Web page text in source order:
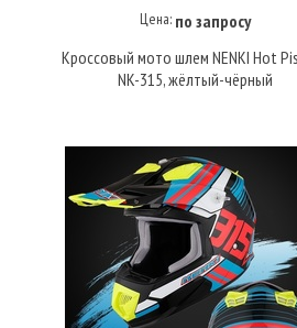
Купить под заказ
Цена: по запросу
Кроссовый мото шлем NENKI Hot
NK-315, жёлтый-чёрный